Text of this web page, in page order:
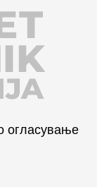
огласување